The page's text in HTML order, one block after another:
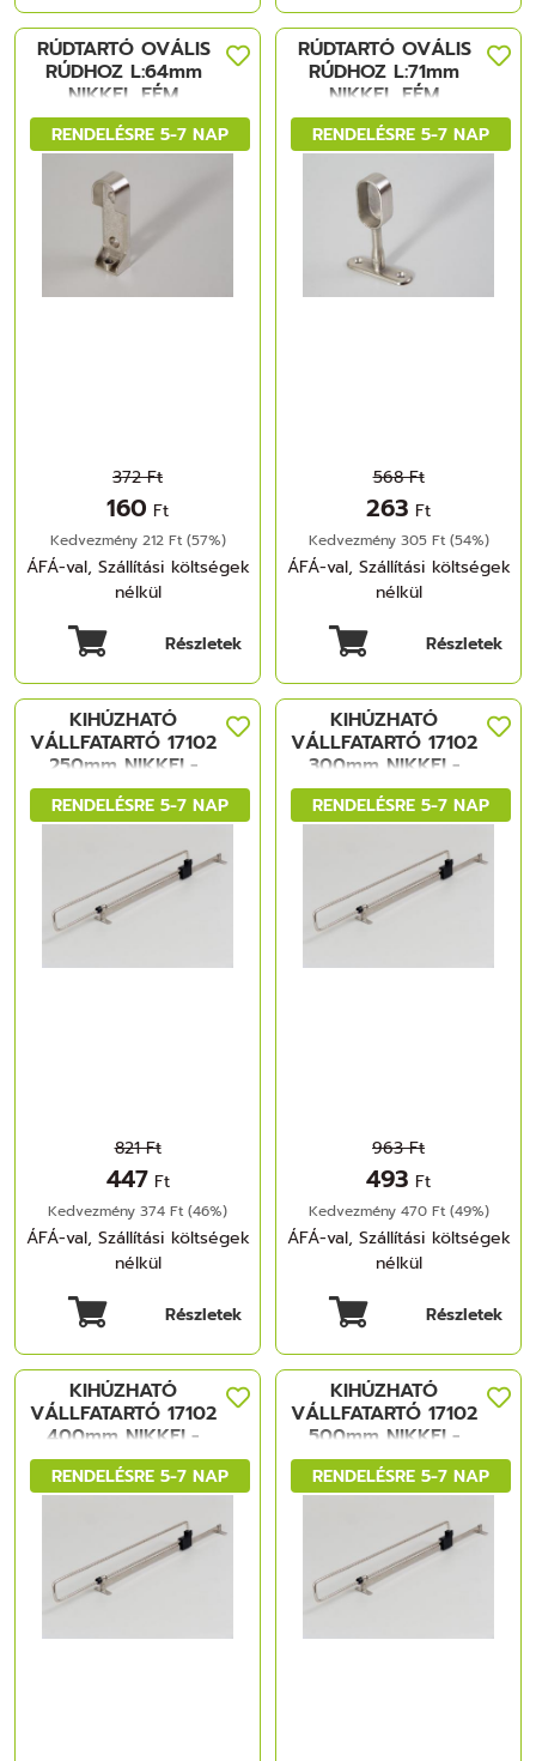
RENDELÉSRE 5-7 NAP
RÚDTARTÓ OVÁLIS
RÚDHOZ L:64mm
NIKKEL FÉM
372 Ft
160 Ft
Kedvezmény 212 Ft (57%)
ÁFÁ-val, Szállítási költségek
nélkül
Részletek
RENDELÉSRE 5-7 NAP
RÚDTARTÓ OVÁLIS
RÚDHOZ L:71mm
NIKKEL FÉM
568 Ft
263 Ft
Kedvezmény 305 Ft (54%)
ÁFÁ-val, Szállítási költségek
nélkül
Részletek
RENDELÉSRE 5-7 NAP
KIHÚZHATÓ
VÁLLFATARTÓ 17102
250mm NIKKEL-
FEKETE FÉM-
MÜANYAG
821 Ft
447 Ft
Kedvezmény 374 Ft (46%)
ÁFÁ-val, Szállítási költségek
nélkül
Részletek
RENDELÉSRE 5-7 NAP
KIHÚZHATÓ
VÁLLFATARTÓ 17102
300mm NIKKEL-
FEKETE FÉM-
MÜANYAG
963 Ft
493 Ft
Kedvezmény 470 Ft (49%)
ÁFÁ-val, Szállítási költségek
nélkül
Részletek
RENDELÉSRE 5-7 NAP
KIHÚZHATÓ
VÁLLFATARTÓ 17102
400mm NIKKEL-
FEKETE FÉM-
MÜANYAG RENDELÉSRE 5-7 NAP
KIHÚZHATÓ
VÁLLFATARTÓ 17102
500mm NIKKEL-
FEKETE FÉM-
MÜANYAG